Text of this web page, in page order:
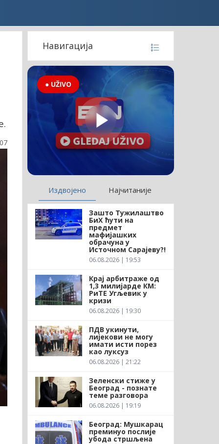
Навигација
● UŽIVO
Издвојено Најчитаније
Зашто Тужилаштво
БиХ ћути на
предмет
мафијашких
обрачуна у
Источном Сарајеву?!
06.08.2026 | 19:53
Крај арбитраже од
1,3 милијарде КМ:
РиТЕ Угљевик у
кризи
06.08.2026 | 19:30
ПДВ укинути,
лијекови не могу
имати исти порез
као луксуз
06.08.2026 | 21:22
Зеленски стиже у
Београд - познате
теме разговора
06.08.2026 | 19:19
Београд: Мушкарац
преминуо послије
убода стршљена